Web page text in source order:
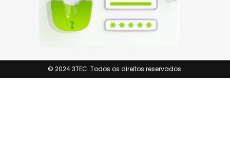
© 2024 3TEC. Todos os direitos reservados.